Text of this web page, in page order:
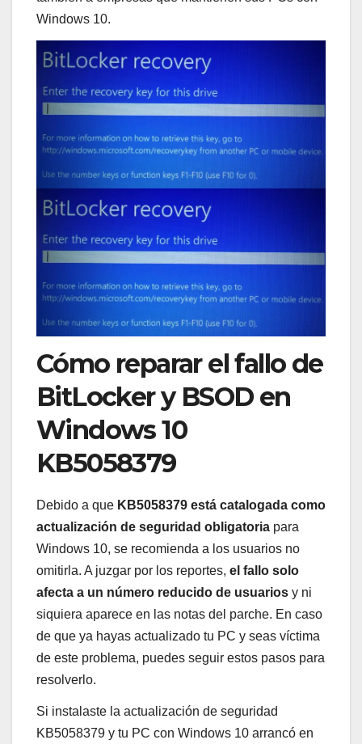
Windows 10.
Cómo reparar el fallo de
BitLocker y BSOD en
Windows 10
KB5058379
Debido a que KB5058379 está catalogada como
actualización de seguridad obligatoria para
Windows 10, se recomienda a los usuarios no
omitirla. A juzgar por los reportes, el fallo solo
afecta a un número reducido de usuarios y ni
siquiera aparece en las notas del parche. En caso
de que ya hayas actualizado tu PC y seas víctima
de este problema, puedes seguir estos pasos para
resolverlo.
Si instalaste la actualización de seguridad
KB5058379 y tu PC con Windows 10 arrancó en